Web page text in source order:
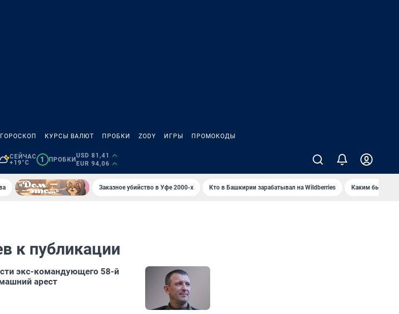
ГОРОСКОП КУРСЫ ВАЛЮТ ПРОБКИ ZODY ИГРЫ ПРОМОКОДЫ
СЕЙЧАС
+19°C
1 ПРОБКИ
USD 81,41
EUR 94,06
Заказное убийство в Уфе 2000-х Кто в Башкирии зарабатывал на Wildberries Каким было
к публикации
экс-командующего 58-й
арест